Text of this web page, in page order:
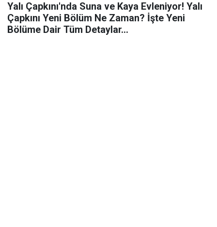
Yalı Çapkını'nda Suna ve Kaya Evleniyor! Yalı
Çapkını Yeni Bölüm Ne Zaman? İşte Yeni
Bölüme Dair Tüm Detaylar...